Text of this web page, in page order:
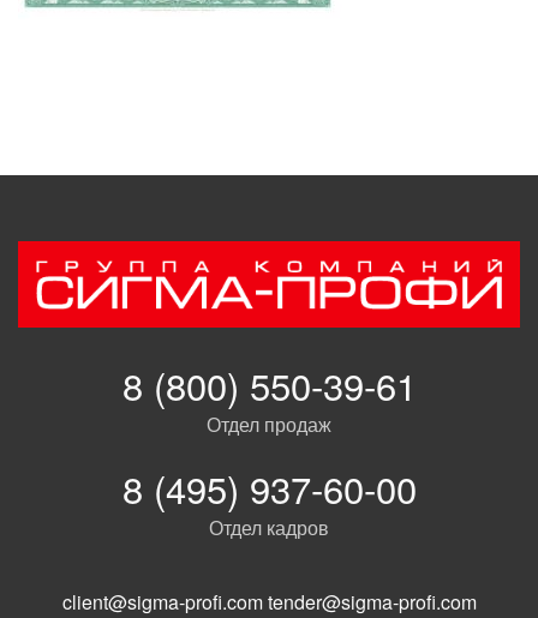
8 (800) 550-39-61
Отдел продаж
8 (495) 937-60-00
Отдел кадров
client@sigma-profi.comtender@sigma-profi.com